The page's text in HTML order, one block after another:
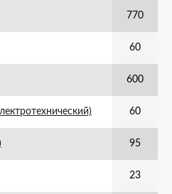
770
60
600
60
95
23